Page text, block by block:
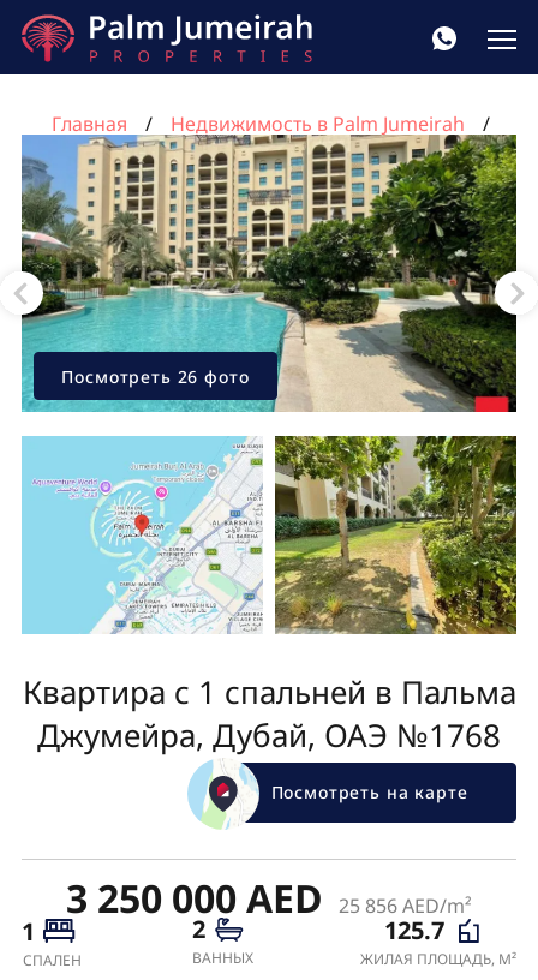
Главная
Недвижимость в Palm Jumeirah
Квартира с 1 спальней в Пальма Джумейра, Дубай,
ОАЭ №1768
Посмотреть 26 фото
Квартира с 1 спальней в Пальма
Джумейра, Дубай, ОАЭ №1768
Посмотреть на карте
3 250 000 AED 25 856 AED/m²
1
СПАЛЕН
2
ВАННЫХ
125.7
ЖИЛАЯ ПЛОЩАДЬ, М²